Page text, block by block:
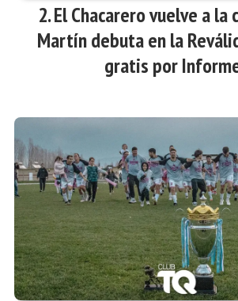
El Chacarero vuelve a la
Martín debuta en la
gratis por